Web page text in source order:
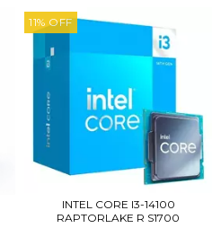
11% OFF
INTEL CORE I3-14100
RAPTORLAKE R S1700